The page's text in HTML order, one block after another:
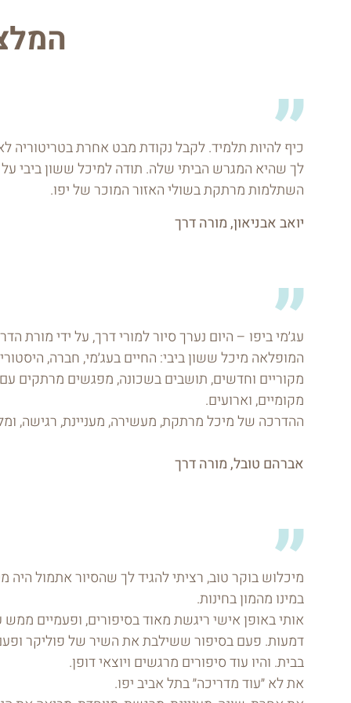
כיף להיות תלמיד. לקבל נקודת מבט אחרת בטריטוריה
לך שהיא המגרש הביתי שלה. תודה למיכל ששון ביבי על
השתלמות מרתקת בשולי האזור המוכר של יפו.
יואב אבניאון, מורה דרך
עג׳מי ביפו – היום נערך סיור למורי דרך, על ידי מורת
המופלאה מיכל ששון ביבי: החיים בעג׳מי, חברה,
מקוריים וחדשים, תושבים בשכונה, מפגשים מרתקים עם
מקומיים, וארועים.
ההדרכה של מיכל מרתקת, מעשירה, מעניינת, רגישה,
אברהם טובל, מורה דרך
מיכלוש בוקר טוב, רציתי להגיד לך שהסיור אתמול היה
במינו מהמון בחינות.
אותי באופן אישי ריגשת מאוד בסיפורים, ופעמיים ממש
דמעות. פעם בסיפור ששילבת את השיר של פוליקר
בבית. והיו עוד סיפורים מרגשים ויוצאי דופן.
את לא ״עוד מדריכה״ בתל אביב יפו.